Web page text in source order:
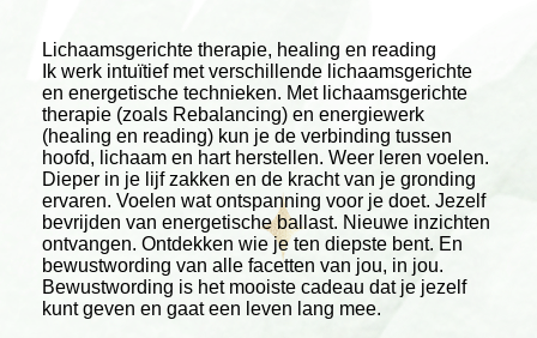
Lichaamsgerichte therapie, healing en reading
Ik werk intuïtief met verschillende lichaamsgerichte
en energetische technieken. Met lichaamsgerichte
therapie (zoals Rebalancing) en energiewerk
(healing en reading) kun je de verbinding tussen
hoofd, lichaam en hart herstellen. Weer leren voelen.
Dieper in je lijf zakken en de kracht van je gronding
ervaren. Voelen wat ontspanning voor je doet. Jezelf
bevrijden van energetische ballast. Nieuwe inzichten
ontvangen. Ontdekken wie je ten diepste bent. En
bewustwording van alle facetten van jou, in jou.
Bewustwording is het mooiste cadeau dat je jezelf
kunt geven en gaat een leven lang mee.